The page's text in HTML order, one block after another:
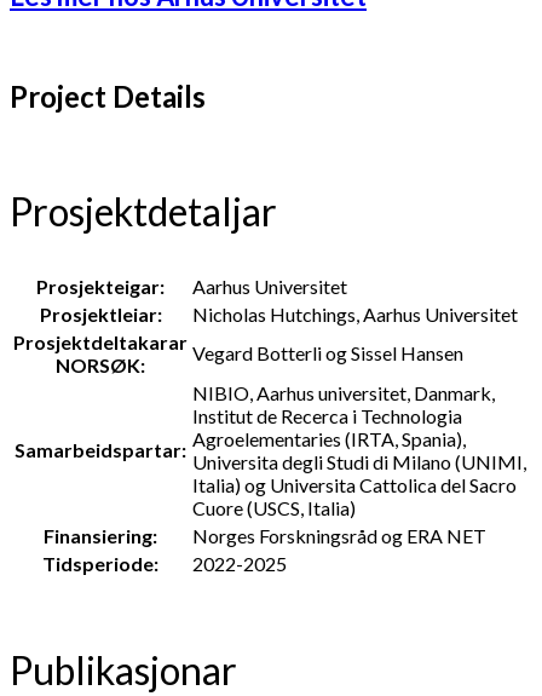
Project Details
Prosjektdetaljar
Prosjekteigar:
Aarhus Universitet
Prosjektleiar:
Nicholas Hutchings, Aarhus Universitet
Prosjektdeltakarar
NORSØK:
Vegard Botterli og Sissel Hansen
Samarbeidspartar:
NIBIO, Aarhus universitet, Danmark,
Institut de Recerca i Technologia
Agroelementaries (IRTA, Spania),
Universita degli Studi di Milano (UNIMI,
Italia) og Universita Cattolica del Sacro
Cuore (USCS, Italia)
Finansiering:
Norges Forskningsråd og ERA NET
Tidsperiode:
2022-2025
Publikasjonar